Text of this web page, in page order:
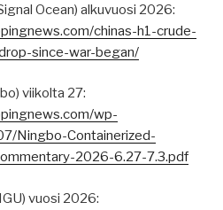
Ocean) alkuvuosi 2026:
chinas-h1-crude-
since-war-began/
viikolta 27:
wp-
Ningbo-Containerized-
2026-6.27-7.3.pdf
vuosi 2026: